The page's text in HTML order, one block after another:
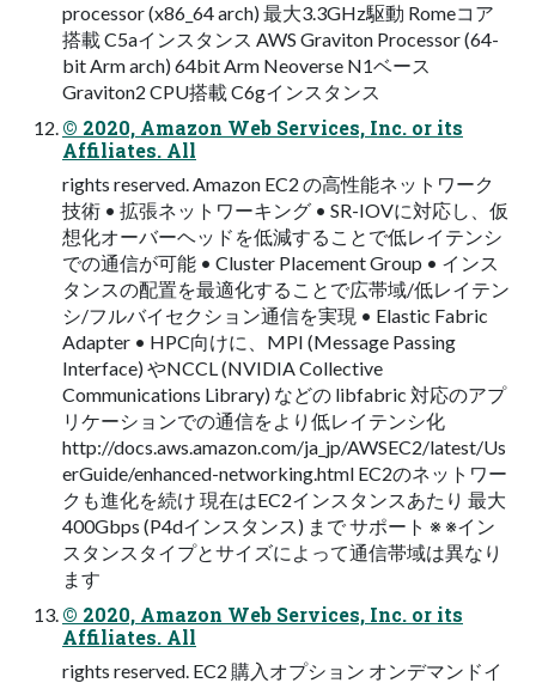
processor (x86_64 arch) 最大3.3GHz駆動 Romeコア
搭載 C5aインスタンス AWS Graviton Processor (64-
bit Arm arch) 64bit Arm Neoverse N1ベース
Graviton2 CPU搭載 C6gインスタンス
© 2020, Amazon Web Services, Inc. or its
Affiliates. All
rights reserved. Amazon EC2 の高性能ネットワーク
技術 • 拡張ネットワーキング • SR-IOVに対応し、仮
想化オーバーヘッドを低減することで低レイテンシ
での通信が可能 • Cluster Placement Group • インス
タンスの配置を最適化することで広帯域/低レイテン
シ/フルバイセクション通信を実現 • Elastic Fabric
Adapter • HPC向けに、MPI (Message Passing
Interface) やNCCL (NVIDIA Collective
Communications Library) などの libfabric 対応のアプ
リケーションでの通信をより低レイテンシ化
http://docs.aws.amazon.com/ja_jp/AWSEC2/latest/Us
erGuide/enhanced-networking.html EC2のネットワー
クも進化を続け 現在はEC2インスタンスあたり 最大
400Gbps (P4dインスタンス) まで サポート ※ ※イン
スタンスタイプとサイズによって通信帯域は異なり
ます
© 2020, Amazon Web Services, Inc. or its
Affiliates. All
rights reserved. EC2 購入オプション オンデマンドイ